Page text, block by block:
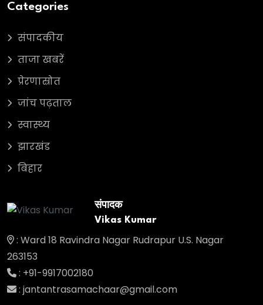
Categories
संपादकीय
ताजा खबरें
प्रेरणास्रोत
जांच पढ़ताल
स्वास्थ्य
झारखंड
बिहार
संपादक
Vikas Kumar
: Ward 18 Ravindra Nagar Rudrapur U.S. Nagar
263153
: +91-9917002180
: jantantrasamachaar@gmail.com